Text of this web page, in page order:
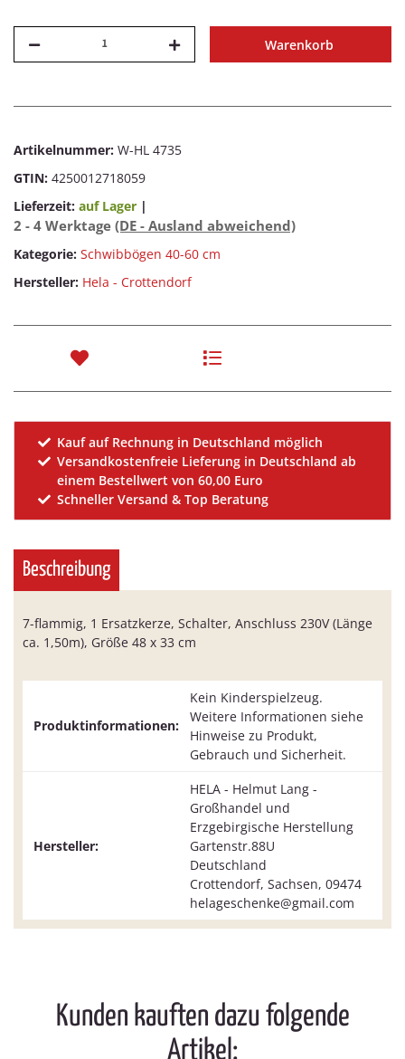
Warenkorb
Artikelnummer: W-HL 4735
GTIN: 4250012718059
Lieferzeit: auf Lager |
2 - 4 Werktage (DE - Ausland abweichend)
Kategorie: Schwibbögen 40-60 cm
Hersteller: Hela - Crottendorf
Kauf auf Rechnung in Deutschland möglich
Versandkostenfreie Lieferung in Deutschland ab
einem Bestellwert von 60,00 Euro
Schneller Versand & Top Beratung
Beschreibung
7-flammig, 1 Ersatzkerze, Schalter, Anschluss 230V (Länge
ca. 1,50m), Größe 48 x 33 cm
Produktinformationen:
Kein Kinderspielzeug.
Weitere Informationen siehe
Hinweise zu Produkt,
Gebrauch und Sicherheit.
Hersteller:
HELA - Helmut Lang -
Großhandel und
Erzgebirgische Herstellung
Gartenstr.88U
Deutschland
Crottendorf, Sachsen, 09474
helageschenke@gmail.com
Kunden kauften dazu folgende
Artikel: